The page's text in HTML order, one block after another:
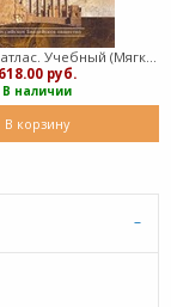
618.00 руб.
В наличии
В корзину